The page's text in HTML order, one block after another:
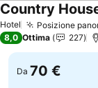
Hotel Posizione
Country
8,0 Ottima 227
Da 70 €